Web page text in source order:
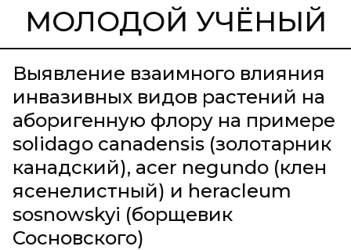
МОЛОДОЙ УЧЁНЫЙ
Выявление взаимного влияния
инвазивных видов растений на
аборигенную флору на примере
solidago canadensis (золотарник
канадский), acer negundo (клен
ясенелистный) и heracleum
sosnowskyi (борщевик
Сосновского)